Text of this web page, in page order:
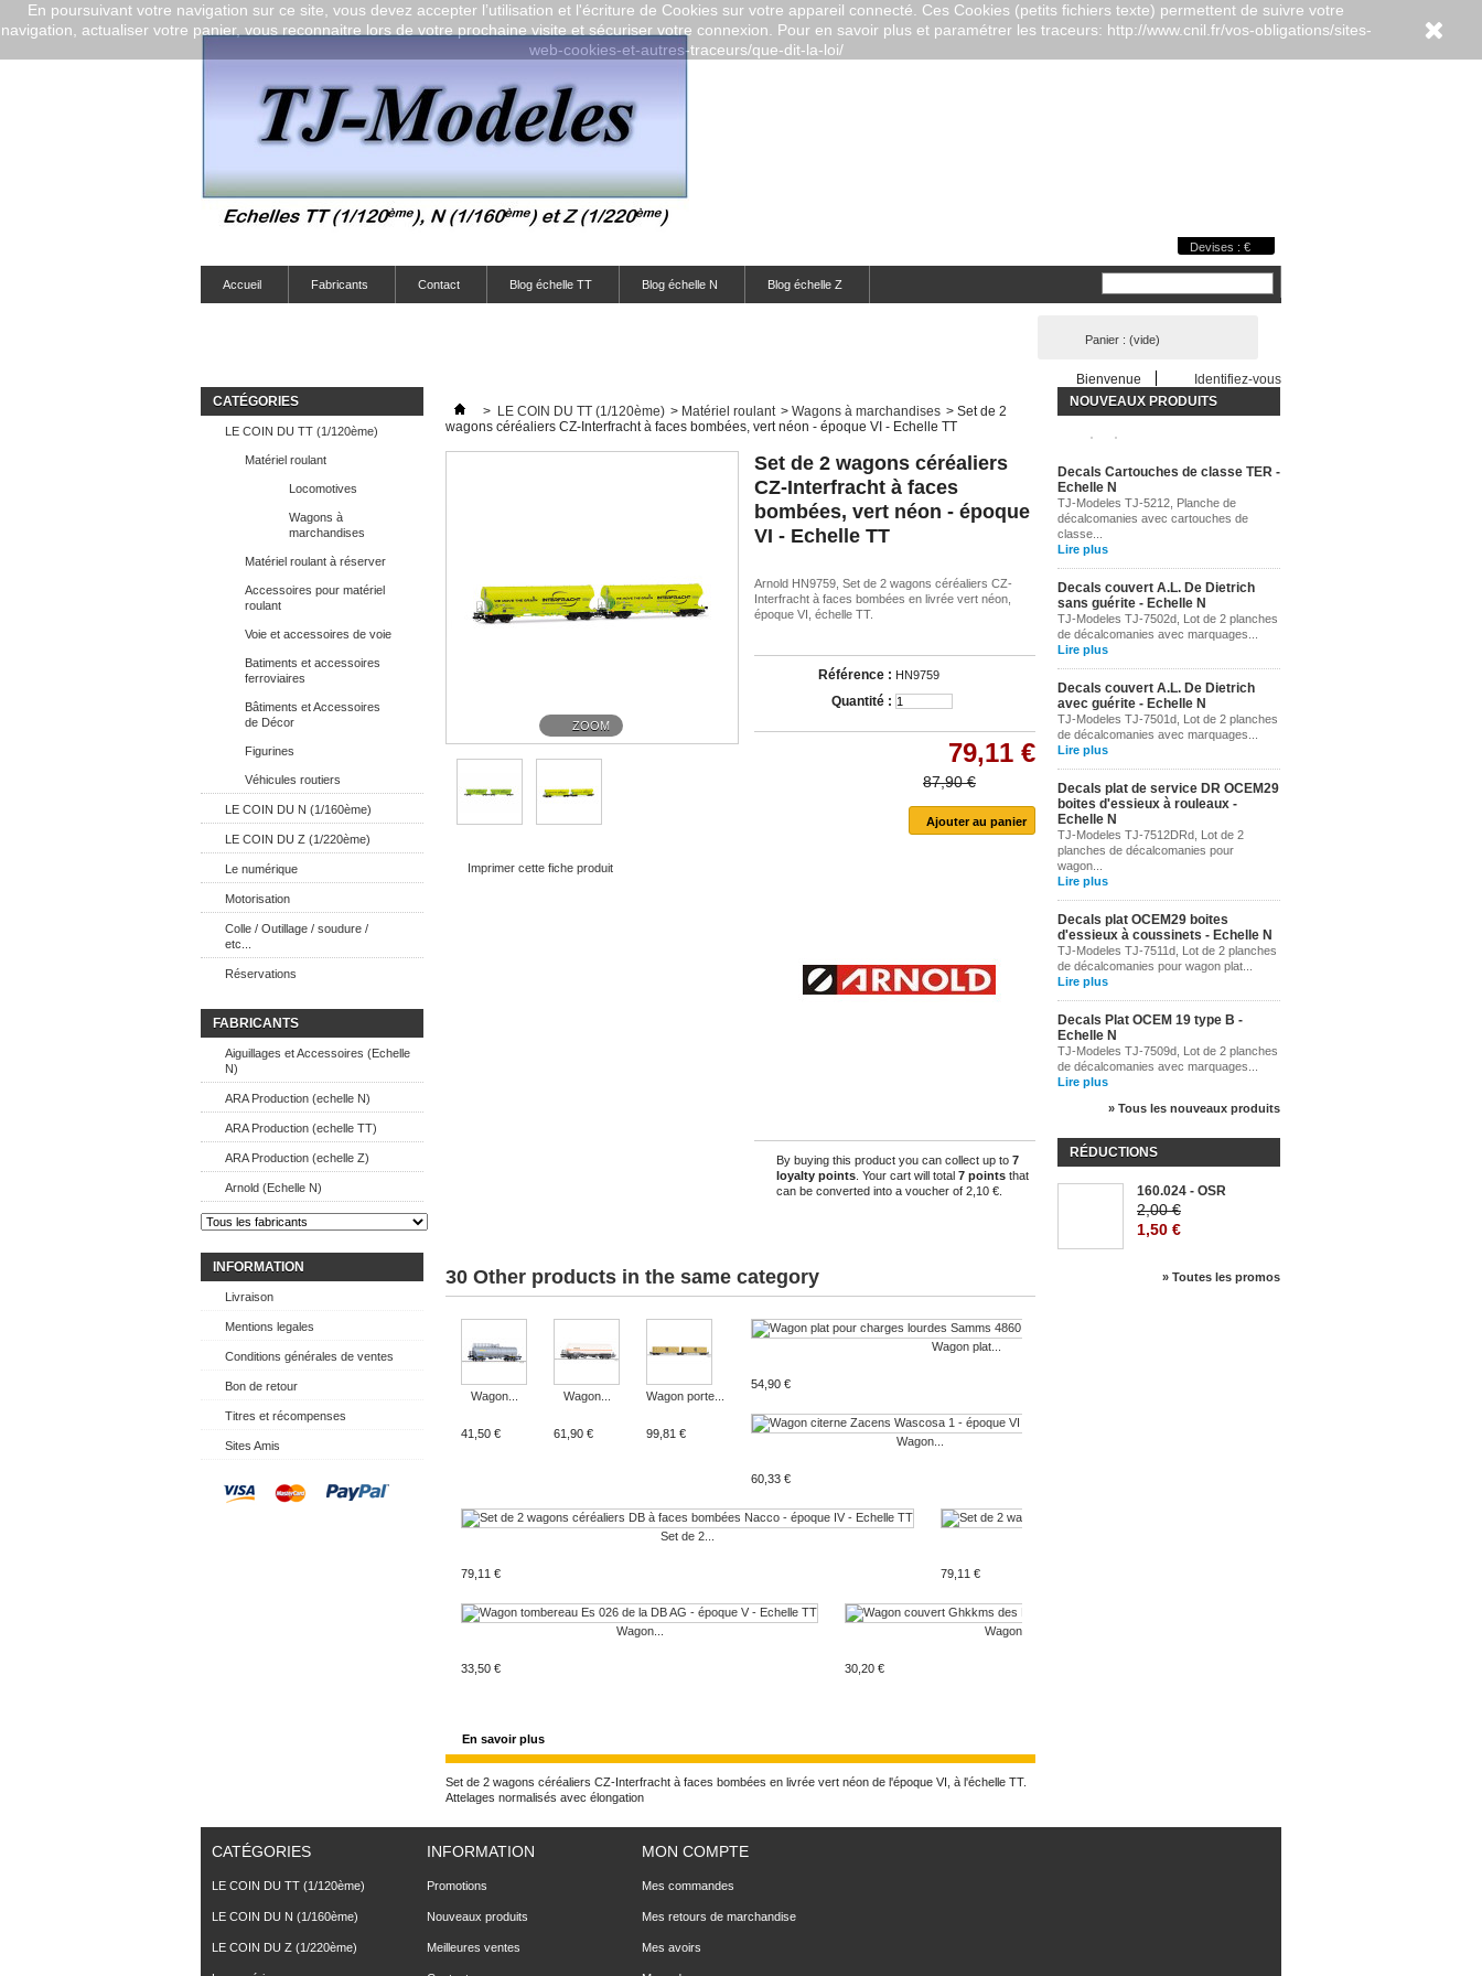
Devises : €
Accueil Fabricants Contact Blog échelle TT Blog échelle N Blog échelle Z
Panier : (vide)
Bienvenue
Identifiez-vous
CATÉGORIES
LE COIN DU TT (1/120ème)
Matériel roulant
Locomotives
Wagons à
marchandises
Matériel roulant à réserver
Accessoires pour matériel
roulant
Voie et accessoires de voie
Batiments et accessoires
ferroviaires
Bâtiments et Accessoires
de Décor
Figurines
Véhicules routiers
LE COIN DU N (1/160ème)
LE COIN DU Z (1/220ème)
Le numérique
Motorisation
Colle / Outillage / soudure /
etc...
Réservations
FABRICANTS
Aiguillages et Accessoires (Echelle
N)
ARA Production (echelle N)
ARA Production (echelle TT)
ARA Production (echelle Z)
Arnold (Echelle N)
INFORMATION
Livraison
Mentions legales
Conditions générales de ventes
Bon de retour
Titres et récompenses
Sites Amis
> LE COIN DU TT (1/120ème) > Matériel roulant > Wagons à marchandises > Set de 2
wagons céréaliers CZ-Interfracht à faces bombées, vert néon - époque VI - Echelle TT
ZOOM
Imprimer cette fiche produit
Set de 2 wagons céréaliers
CZ-Interfracht à faces
bombées, vert néon - époque
VI - Echelle TT
Arnold HN9759, Set de 2 wagons céréaliers CZ-
Interfracht à faces bombées en livrée vert néon,
époque VI, échelle TT.
Référence : HN9759
Quantité :
79,11 €
87,90 €
By buying this product you can collect up to 7
loyalty points . Your cart will total 7 points that
can be converted into a voucher of 2,10 €
30 Other products in the same category
Wagon...
41,50 €
Wagon...
61,90 €
Wagon porte...
99,81 €
Wagon plat...
54,90 €
Wagon...
60,33 €
Set de 2...
79,11 € 79,11 €
Wagon...
33,50 €
Wagon...
30,20 €
En savoir plus
Set de 2 wagons céréaliers CZ-Interfracht à faces bombées en livrée vert néon de l'époque VI, à l'échelle TT.
Attelages normalisés avec élongation
NOUVEAUX PRODUITS
Decals Cartouches de classe TER -
Echelle N
TJ-Modeles TJ-5212, Planche de
décalcomanies avec cartouches de
classe...
Lire plus
Decals couvert A.L. De Dietrich
sans guérite - Echelle N
TJ-Modeles TJ-7502d, Lot de 2 planches
de décalcomanies avec marquages...
Lire plus
Decals couvert A.L. De Dietrich
avec guérite - Echelle N
TJ-Modeles TJ-7501d, Lot de 2 planches
de décalcomanies avec marquages...
Lire plus
Decals plat de service DR OCEM29
boites d'essieux à rouleaux -
Echelle N
TJ-Modeles TJ-7512DRd, Lot de 2
planches de décalcomanies pour
wagon...
Lire plus
Decals plat OCEM29 boites
d'essieux à coussinets - Echelle N
TJ-Modeles TJ-7511d, Lot de 2 planches
de décalcomanies pour wagon plat...
Lire plus
Decals Plat OCEM 19 type B -
Echelle N
TJ-Modeles TJ-7509d, Lot de 2 planches
de décalcomanies avec marquages...
Lire plus
» Tous les nouveaux produits
RÉDUCTIONS
160.024 - OSR
2,00 €
1,50 €
» Toutes les promos
CATÉGORIES
LE COIN DU TT (1/120ème)
LE COIN DU N (1/160ème)
LE COIN DU Z (1/220ème)
INFORMATION
Promotions
Nouveaux produits
Meilleures ventes
MON COMPTE
Mes commandes
Mes retours de marchandise
Mes avoirs
En poursuivant votre navigation sur ce site, vous devez accepter l’utilisation et l'écriture de Cookies sur votre appareil connecté. Ces Cookies (petits fichiers texte) permettent de suivre votre
navigation, actualiser votre panier, vous reconnaitre lors de votre prochaine visite et sécuriser votre connexion. Pour en savoir plus et paramétrer les traceurs: http://www.cnil.fr/vos-obligations/sites-
web-cookies-et-autres-traceurs/que-dit-la-loi/